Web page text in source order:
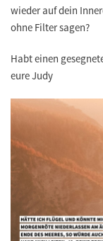
wieder auf dein
ohne Filter sagen?
Habt einen
eure Judy